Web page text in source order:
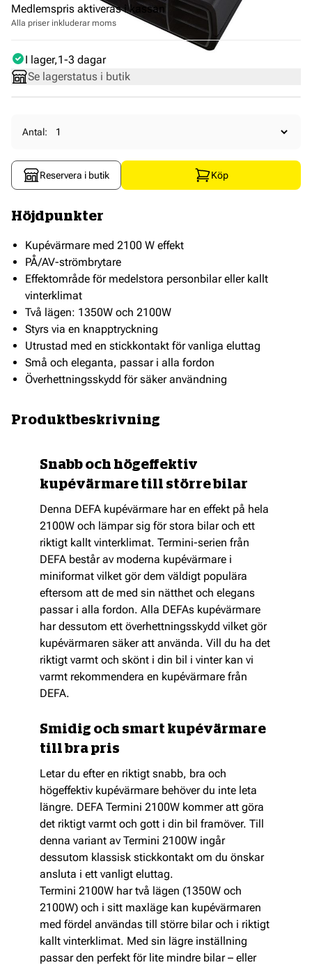
Medlemspris aktiveras i kassan
Alla priser inkluderar moms
I lager 1-3 dagar
Se lagerstatus i butik
Antal:
Reservera i butik Köp
Höjdpunkter
Kupévärmare med 2100 W effekt
PÅ/AV-strömbrytare
Effektområde för medelstora personbilar eller kallt
vinterklimat
Två lägen: 1350W och 2100W
Styrs via en knapptryckning
Utrustad med en stickkontakt för vanliga eluttag
Små och eleganta, passar i alla fordon
Överhettningsskydd för säker användning
Produktbeskrivning
Snabb och högeffektiv
kupévärmare till större bilar
Denna DEFA kupévärmare har en effekt på hela
2100W och lämpar sig för stora bilar och ett
riktigt kallt vinterklimat. Termini-serien från
DEFA består av moderna kupévärmare i
miniformat vilket gör dem väldigt populära
eftersom att de med sin nätthet och elegans
passar i alla fordon. Alla DEFAs kupévärmare
har dessutom ett överhettningsskydd vilket gör
kupévärmaren säker att använda. Vill du ha det
riktigt varmt och skönt i din bil i vinter kan vi
varmt rekommendera en kupévärmare från
DEFA.
Smidig och smart kupévärmare
till bra pris
Letar du efter en riktigt snabb, bra och
högeffektiv kupévärmare behöver du inte leta
längre. DEFA Termini 2100W kommer att göra
det riktigt varmt och gott i din bil framöver. Till
denna variant av Termini 2100W ingår
dessutom klassisk stickkontakt om du önskar
ansluta i ett vanligt eluttag.
Termini 2100W har två lägen (1350W och
2100W) och i sitt maxläge kan kupévärmaren
med fördel användas till större bilar och i riktigt
kallt vinterklimat. Med sin lägre inställning
passar den perfekt för lite mindre bilar – eller